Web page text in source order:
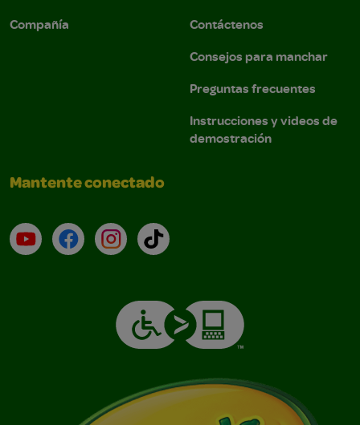
Compañía
Contáctenos
Consejos para manchar
Preguntas frecuentes
Instrucciones y videos de
demostración
Mantente conectado
YouTube (en inglés)
Facebook (en inglés)
Instagram (en inglés)
TikTok